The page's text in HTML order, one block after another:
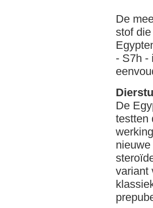
De
stof
- S7h -
De
testten
variant